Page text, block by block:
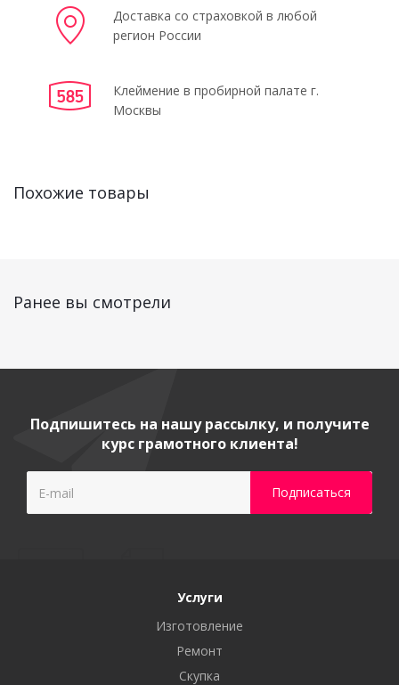
Доставка со страховкой в любой
регион России
Клеймение в пробирной палате г.
Москвы
Похожие товары
Ранее вы смотрели
Подпишитесь на нашу рассылку, и получите
курс грамотного клиента!
Услуги
Изготовление
Ремонт
Скупка